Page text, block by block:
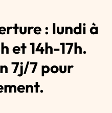
: lundi à
et 14h-17h.
7j/7 pour